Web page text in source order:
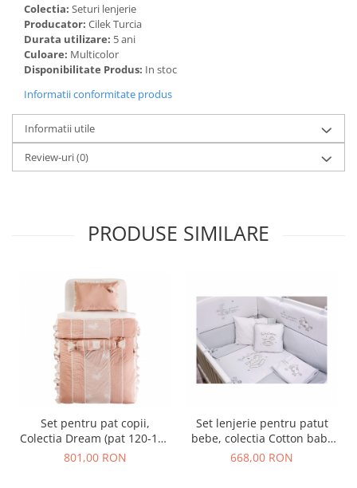
Colectia: Seturi lenjerie
Producator: Cilek Turcia
Durata utilizare: 5 ani
Culoare: Multicolor
Disponibilitate Produs: In stoc
Informatii conformitate produs
Informatii utile
Review-uri(0)
PRODUSE SIMILARE
Set pentru pat copii,
Colectia Dream (pat 120-160
cm)
801,00 RON
Set lenjerie pentru patut
bebe, colectia Cotton baby
75x115 cm
668,00 RON